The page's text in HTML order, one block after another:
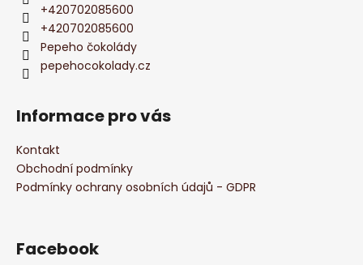
+420702085600
+420702085600
Pepeho čokolády
pepehocokolady.cz
Informace pro vás
Kontakt
Obchodní podmínky
Podmínky ochrany osobních údajů - GDPR
Facebook